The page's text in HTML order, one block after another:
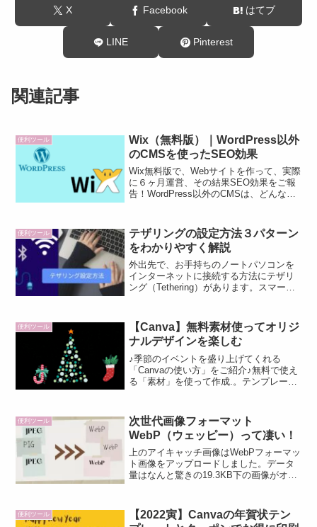
X Facebook はてブ
LINE Pinterest
関連記事
便利ツール
Wix（無料版）｜WordPress以外
のCMSを使ったSEO効果
Wix無料版で、Webサイトを作って、実際
に６ヶ月運営、その結果SEO効果をご報
告！WordPress以外のCMSは、どんな感
CMS「Wix」でWebサイトを作成する機
会を頂いた。少ない労力で、ビックリす
るほどおしゃれなサイトが完成しまし
た。
便利ツール
テザリングの設定方法３パターン
をわかりやすく解説
外出先で、お手持ちのノートパソコンを
インターネットに接続する方法にテザリ
ング（Tethering）があります。スマート
ーネットできるそんな便利なテザリング
テザリングやっ...
便利ツール
【Canva】無料素材使ってオリジ
ナルデザインを楽しむ
♪季節のイベントを盛り上げてくれる
「Canvaの使い方」をご紹介♪無料で使え
る「素材」を使って作成.。テンプレート
便利ツール
次世代画像フォーマット
WebP（ウェッピー）って凄い！
上のアイキャッチ画像はWebPフォーマッ
ト画像をアップロードしました。データ
量はなんと驚きの19.3KB下の画像がオリ
して、WebPフォーマット画像がほとん...
便利ツール
【2022寅】Canvaの年賀状テン